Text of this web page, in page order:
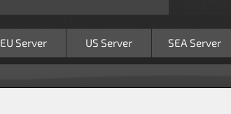
EU Server US Server SEA Server